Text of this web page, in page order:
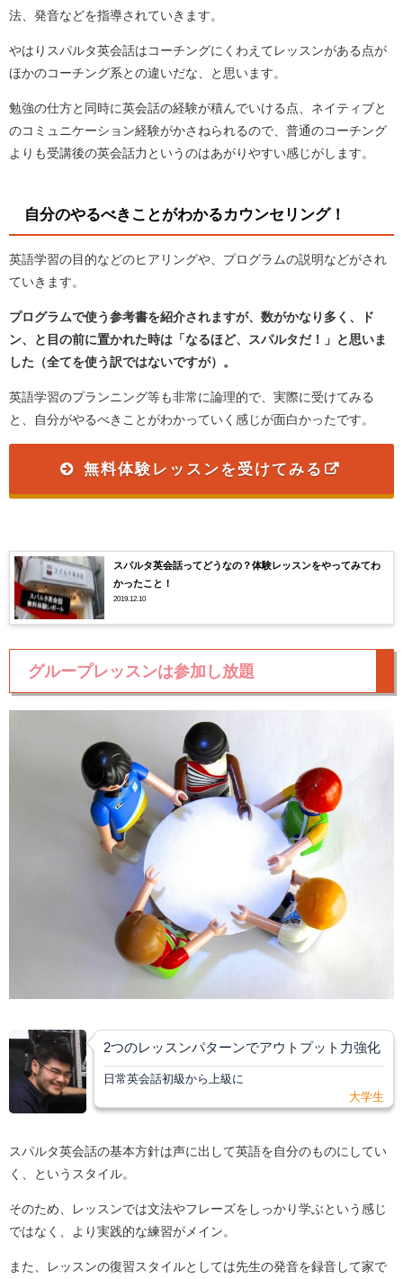
法、発音などを指導されていきます。
やはりスパルタ英会話はコーチングにくわえてレッスンがある点が
ほかのコーチング系との違いだな、と思います。
勉強の仕方と同時に英会話の経験が積んでいける点、ネイティブと
のコミュニケーション経験がかさねられるので、普通のコーチング
よりも受講後の英会話力というのはあがりやすい感じがします。
自分のやるべきことがわかるカウンセリング！
英語学習の目的などのヒアリングや、プログラムの説明などがされ
ていきます。
プログラムで使う参考書を紹介されますが、数がかなり多く、ド
ン、と目の前に置かれた時は「なるほど、スパルタだ！」と思いま
した（全てを使う訳ではないですが）。
英語学習のプランニング等も非常に論理的で、実際に受けてみる
と、自分がやるべきことがわかっていく感じが面白かったです。
無料体験レッスンを受けてみる
スパルタ英会話ってどうなの？体験レッスンをやってみてわ
かったこと！
2019.12.10
グループレッスンは参加し放題
2つのレッスンパターンでアウトプット力強化
日常英会話初級から上級に
大学生
スパルタ英会話の基本方針は声に出して英語を自分のものにしてい
く、というスタイル。
そのため、レッスンでは文法やフレーズをしっかり学ぶという感じ
ではなく、より実践的な練習がメイン。
また、レッスンの復習スタイルとしては先生の発音を録音して家で